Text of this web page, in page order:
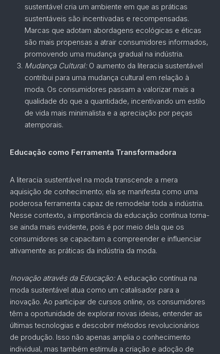
sustentável cria um ambiente em que as práticas
sustentáveis são incentivadas e recompensadas.
Marcas que adotam abordagens ecológicas e éticas
são mais propensas a atrair consumidores informados,
promovendo uma mudança gradual na indústria.
Mudança Cultural:O aumento da literacia sustentável
contribui para uma mudança cultural em relação à
moda. Os consumidores passam a valorizar mais a
qualidade do que a quantidade, incentivando um estilo
de vida mais minimalista e a apreciação por peças
atemporais.
Educação como Ferramenta Transformadora
A literacia sustentável na moda transcende a mera
aquisição de conhecimento; ela se manifesta como uma
poderosa ferramenta capaz de remodelar toda a indústria.
Nesse contexto, a importância da educação contínua torna-
se ainda mais evidente, pois é por meio dela que os
consumidores se capacitam a compreender e influenciar
ativamente as práticas da indústria da moda.
Inovação através da Educação:A educação contínua na
moda sustentável atua como um catalisador para a
inovação. Ao participar de cursos online, os consumidores
têm a oportunidade de explorar novas ideias, entender as
últimas tecnologias e descobrir métodos revolucionários
de produção. Isso não apenas amplia o conhecimento
individual, mas também estimula a criação e adoção de